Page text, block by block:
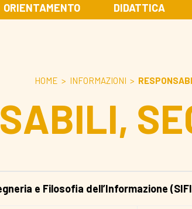
ORIENTAMENTO DIDATTICA
HOME > INFORMAZIONI >
e Filosofia dell’Informazione